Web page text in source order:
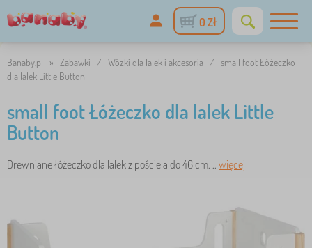
0 Zł
Banaby.pl » Zabawki / Wózki dla lalek i akcesoria /
small foot Łóżeczko
dla lalek Little Button
small foot Łóżeczko dla lalek Little
Button
Drewniane łóżeczko dla lalek z pościelą do 46 cm. .. więcej